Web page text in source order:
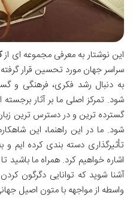
این نوشتار به معرفی مجموعه ای از
سراسر جهان مورد تحسین قرار
به دنبال رشد فکری، فرهنگی و
شود. تمرکز اصلی ما بر آثار
گسترده ترین و در دسترس ترین
شود. ما در این راهنما، این
تأثیرگذاری دسته بندی کرده ایم
اشاره خواهیم کرد. همراه ما باشید
آشنا شوید که توانایی دگرگون
واسطه از مواجهه با متون اصیل